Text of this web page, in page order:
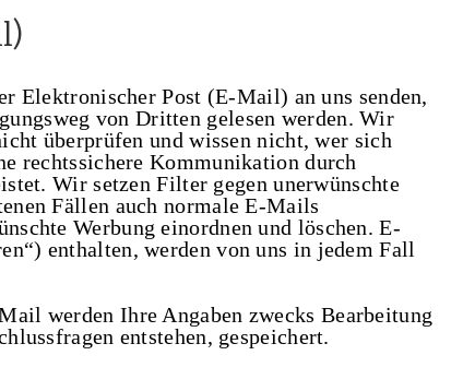
Elektronischer Post (E-Mail) an uns senden,
von Dritten gelesen werden. Wir
überprüfen und wissen nicht, wer sich
rechtssichere Kommunikation durch
Wir setzen Filter gegen unerwünschte
Fällen auch normale E-Mails
Werbung einordnen und löschen. E-
enthalten, werden von uns in jedem Fall
werden Ihre Angaben zwecks Bearbeitung
entstehen, gespeichert.